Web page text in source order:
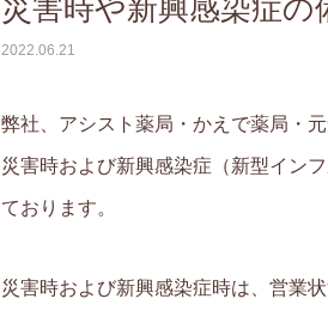
災害時や新興感染症の
2022.06.21
弊社、アシスト薬局・かえで薬局・
災害時および新興感染症（新型イン
ております。
災害時および新興感染症時は、営業